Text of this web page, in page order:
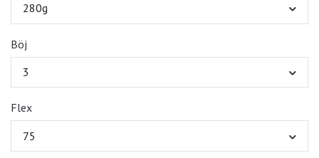
280g
Böj
3
Flex
75